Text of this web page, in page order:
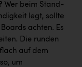
Wer beim Stand-
legt, sollte
achten. Es
Die runden
auf dem
um